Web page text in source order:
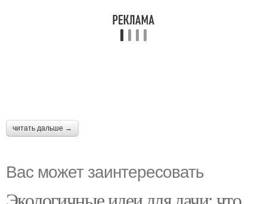
читать дальше →
Вас может заинтересовать